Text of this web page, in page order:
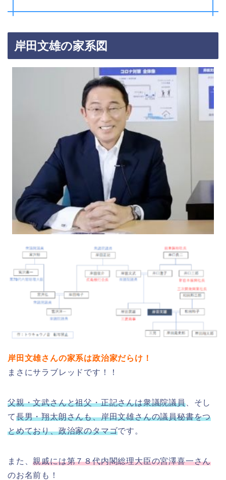
岸田文雄の家系図
岸田文雄さんの家系は政治家だらけ！
まさにサラブレッドです！！
父親・文武さんと祖父・正記さんは衆議院議員、そし
て長男・翔太朗さんも、岸田文雄さんの議員秘書をつ
とめており、政治家のタマゴです。
また、親戚には第７８代内閣総理大臣の宮澤喜一さん
のお名前も！